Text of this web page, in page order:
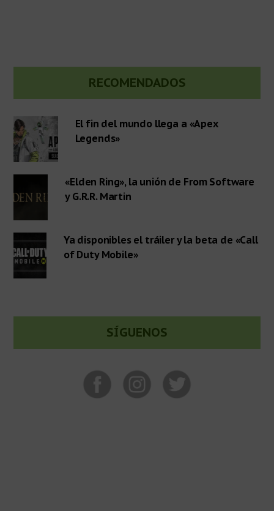
lateral
primaria
RECOMENDADOS
El fin del mundo llega a «Apex
Legends»
«Elden Ring», la unión de From Software
y G.R.R. Martin
Ya disponibles el tráiler y la beta de «Call
of Duty Mobile»
SÍGUENOS